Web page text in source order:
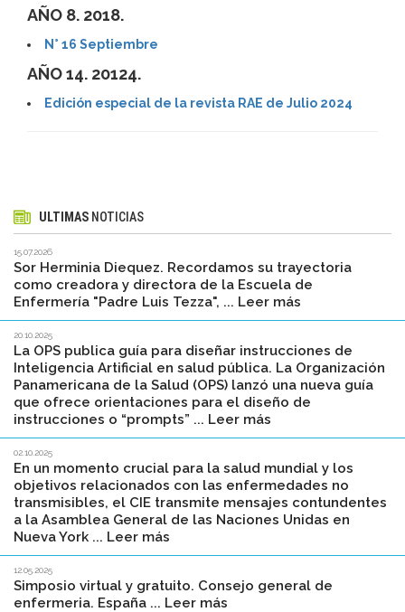
AÑO 8. 2018.
N° 16 Septiembre
AÑO 14. 20124.
Edición especial de la revista RAE de Julio 2024
ULTIMAS NOTICIAS
15.07.2026
Sor Herminia Diequez. Recordamos su trayectoria
como creadora y directora de la Escuela de
Enfermería "Padre Luis Tezza", ... Leer más
20.10.2025
La OPS publica guía para diseñar instrucciones de
Inteligencia Artificial en salud pública. La Organización
Panamericana de la Salud (OPS) lanzó una nueva guía
que ofrece orientaciones para el diseño de
instrucciones o “prompts” ... Leer más
02.10.2025
En un momento crucial para la salud mundial y los
objetivos relacionados con las enfermedades no
transmisibles, el CIE transmite mensajes contundentes
a la Asamblea General de las Naciones Unidas en
Nueva York ... Leer más
12.05.2025
Simposio virtual y gratuito. Consejo general de
enfermeria. España ... Leer más